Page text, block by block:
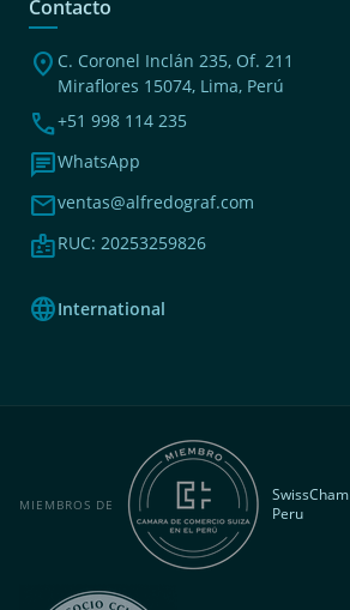
Contacto
location_on C. Coronel Inclán 235, Of. 211
Miraflores 15074, Lima, Perú
phone+51 998 114 235
chatWhatsApp
mailventas@alfredograf.com
badgeRUC: 20253259826
languageInternational
MIEMBROS DE
SwissCham
Peru